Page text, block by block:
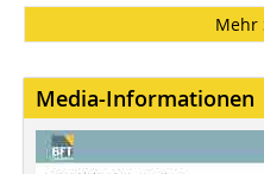
Mehr
Media-Informationen